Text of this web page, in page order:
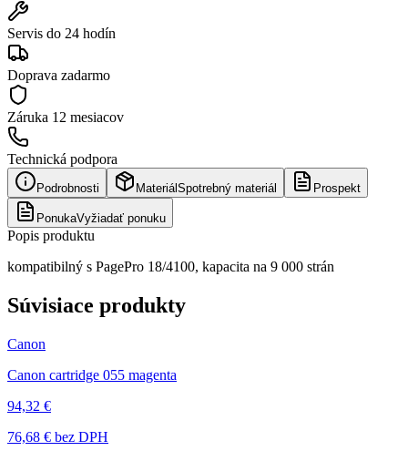
Servis do 24 hodín
Doprava zadarmo
Záruka 12 mesiacov
Technická podpora
Podrobnosti Materiál Spotrebný materiál Prospekt
PonukaVyžiadať ponuku
Popis produktu
kompatibilný s PagePro 18/4100, kapacita na 9 000 strán
Súvisiace produkty
Canon
Canon cartridge 055 magenta
94,32 €
76,68 € bez DPH